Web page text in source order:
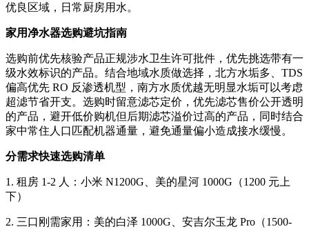
优良区域，日常厨房用水。
家用净水器选购避坑指南
选购前优先核验产品正规涉水卫生许可批件，优先挑选带有一
级水效标识的产品。结合地域水质做选择，北方水垢多、TDS
偏高优先 RO 反渗透机型，南方水质优越无明显水垢可以考虑
超滤节省开支。选购时留意滤芯定价，优先滤芯售价公开透明
的产品，避开低价购机但后期滤芯溢价过高的产品，同时结合
家中常住人口匹配机器通量，避免通量偏小造成接水缓慢。
分需求快速选购清单
1. 租房 1-2 人：小米 N1200G、美的星河 1000G（1200 元上
下）
2. 三口刚需家用：美的白泽 1000G、安吉尔玉龙 Pro（1500-